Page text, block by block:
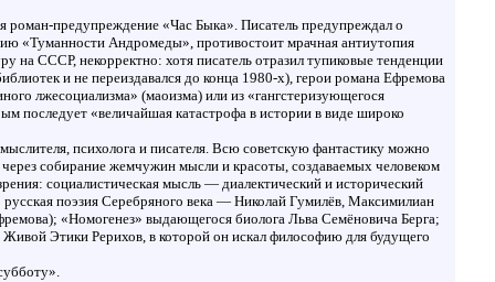
роман-предупреждение «Час Быка». Писатель предупреждал о
«Туманности Андромеды», противостоит мрачная антиутопия
на СССР, некорректно: хотя писатель отразил тупиковые тенденции
и не переиздавался до конца 1980-х), герои романа Ефремова
лжесоциализма» (маоизма) или из «гангстеризующегося
последует «величайшая катастрофа в истории в виде широко
психолога и писателя. Всю советскую фантастику можно
собирание жемчужин мысли и красоты, создаваемых человеком
социалистическая мысль — диалектический и исторический
поэзия Серебряного века — Николай Гумилёв, Максимилиан
«Номогенез» выдающегося биолога Льва Семёновича Берга;
Этики Рерихов, в которой он искал философию для будущего